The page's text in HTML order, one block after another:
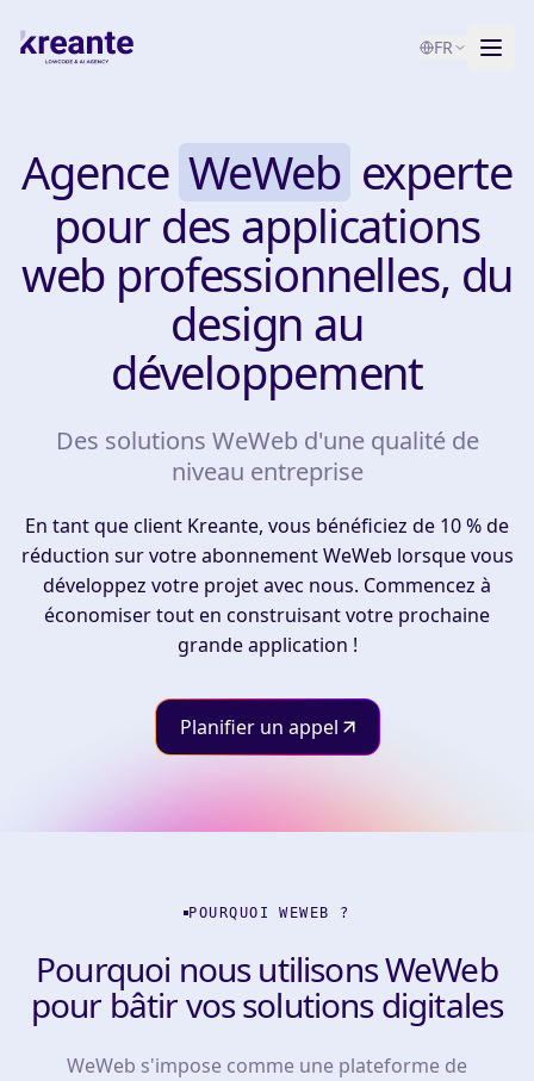
FR
Blog NOUVEAU
À propos
Test de maturité IA
Contact
Agence WeWeb experte
pour des applications
web professionnelles, du
design au
développement
Des solutions WeWeb d'une qualité de
niveau entreprise
En tant que client Kreante, vous bénéficiez de 10 % de
réduction sur votre abonnement WeWeb lorsque vous
développez votre projet avec nous. Commencez à
économiser tout en construisant votre prochaine
grande application !
Planifier un appel
POURQUOI WEWEB ?
Pourquoi nous utilisons WeWeb
pour bâtir vos solutions digitales
WeWeb s'impose comme une plateforme de